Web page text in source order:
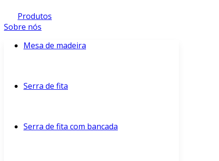
Produtos
Sobre nós
Mesa de madeira
Serra de fita
Serra de fita com bancada